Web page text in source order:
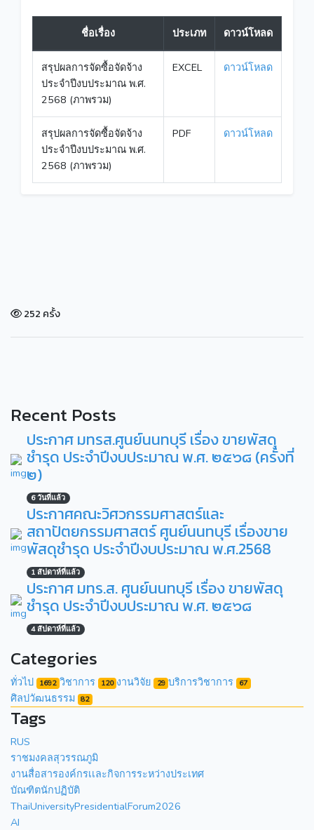
ชื่อเรื่อง ประเภท ดาวน์โหลด
สรุปผลการจัดซื้อจัดจ้าง
ประจำปีงบประมาณ พ.ศ.
2568 (ภาพรวม)
EXCEL ดาวน์โหลด
สรุปผลการจัดซื้อจัดจ้าง
ประจำปีงบประมาณ พ.ศ.
2568 (ภาพรวม)
PDF ดาวน์โหลด
252 ครั้ง
Recent Posts
ประกาศ มทรส.ศูนย์นนทบุรี เรื่อง ขายพัสดุ
ชำรุด ประจำปีงบประมาณ พ.ศ. ๒๕๖๘ (ครั้งที่
๒)
6 วันที่แล้ว
ประกาศคณะวิศวกรรมศาสตร์และ
สถาปัตยกรรมศาสตร์ ศูนย์นนทบุรี เรื่องขาย
พัสดุชำรุด ประจำปีงบประมาณ พ.ศ.2568
1 สัปดาห์ที่แล้ว
ประกาศ มทร.ส. ศูนย์นนทบุรี เรื่อง ขายพัสดุ
ชำรุด ประจำปีงบประมาณ พ.ศ. ๒๕๖๘
4 สัปดาห์ที่แล้ว
Categories
ทั่วไป 1692 วิชาการ 120 งานวิจัย 29 บริการวิชาการ 67
ศิลปวัฒนธรรม 82
Tags
RUS
ราชมงคลสุวรรณภูมิ
งานสื่อสารองค์กรเเละกิจการระหว่างประเทศ
บัณฑิตนักปฏิบัติ
ThaiUniversityPresidentialForum2026
AI